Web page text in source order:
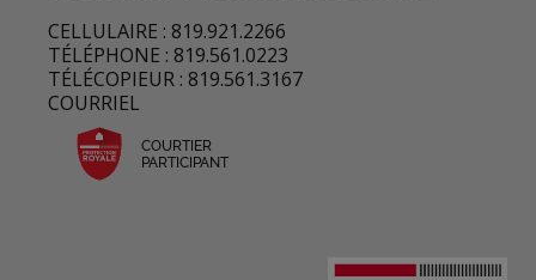
CELLULAIRE : 819.921.2266
TÉLÉPHONE : 819.561.0223
TÉLÉCOPIEUR : 819.561.3167
COURRIEL
COURTIER
PARTICIPANT